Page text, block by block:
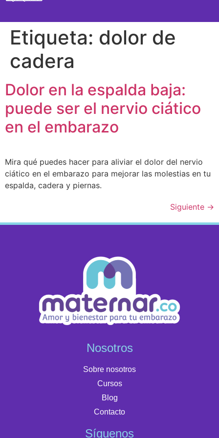
Etiqueta: dolor de
cadera
Dolor en la espalda baja:
puede ser el nervio ciático
en el embarazo
Mira qué puedes hacer para aliviar el dolor del nervio
ciático en el embarazo para mejorar las molestias en tu
espalda, cadera y piernas.
Siguiente →
Nosotros
Sobre nosotros
Cursos
Blog
Contacto
Síguenos